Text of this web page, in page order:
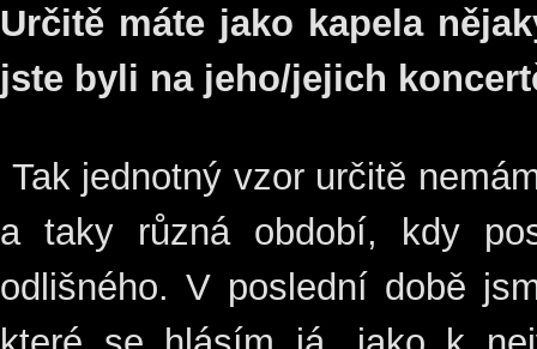
Určitě máte jako kapela
jste byli na jeho/jejich
Tak jednotný vzor určitě
a taky různá období, kdy
odlišného. V poslední době